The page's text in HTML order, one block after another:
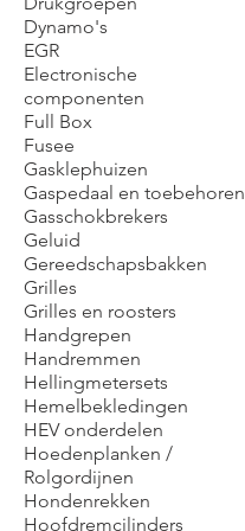
Dynamo's
EGR
Electronische
componenten
Full Box
Fusee
Gasklephuizen
Gaspedaal en toebehoren
Gasschokbrekers
Geluid
Gereedschapsbakken
Grilles
Grilles en roosters
Handgrepen
Handremmen
Hellingmetersets
Hemelbekledingen
HEV onderdelen
Hoedenplanken /
Rolgordijnen
Hondenrekken
Hoofdremcilinders